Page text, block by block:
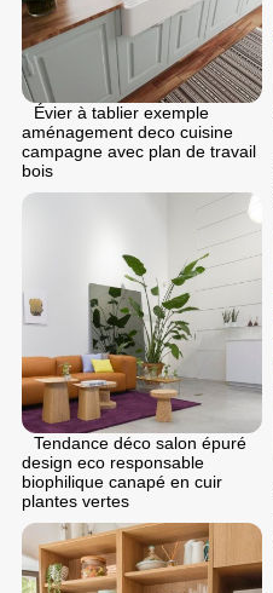
Évier à tablier exemple
aménagement deco cuisine
campagne avec plan de travail
bois
Tendance déco salon épuré
design eco responsable
biophilique canapé en cuir
plantes vertes